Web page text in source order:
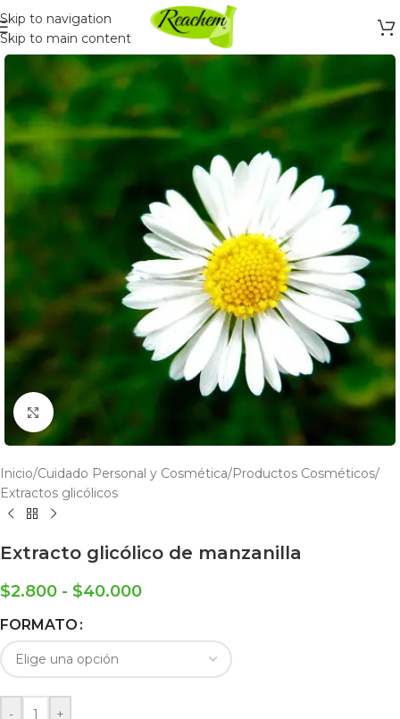
Skip to navigation
Skip to main content
Click to enlarge
Inicio/Cuidado Personal y Cosmética/Productos Cosméticos/
Extractos glicólicos
Extracto glicólico de manzanilla
$2.800 - $40.000
FORMATO
- +